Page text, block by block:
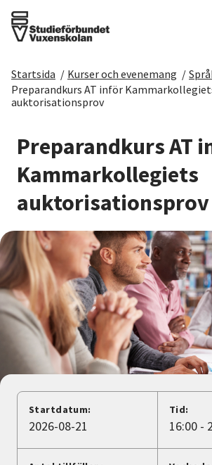
Det här gör vi
Sök kurser och evenemang
Om SV
Starta studiecirkel
Cirkelledare
Nyheter
Avdelningar
Lyssna
Startsida / Kurser och evenemang /
Preparandkurs AT inför
auktorisationsprov
Preparandkurs AT
Kammarkollegiets
auktorisationsprov
Startdatum:
2026-08-21
Tid:
16:00 -